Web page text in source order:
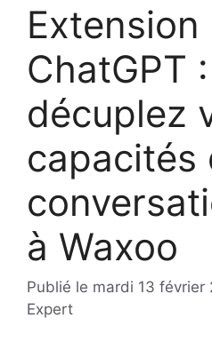
ChatGPT :
décuplez
capacités
à Waxoo
Publié le mardi 13 février
Expert